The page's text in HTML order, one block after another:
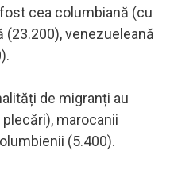
cea columbiană (cu
(23.200), venezueleană
de migranți au
marocanii
(5.400).